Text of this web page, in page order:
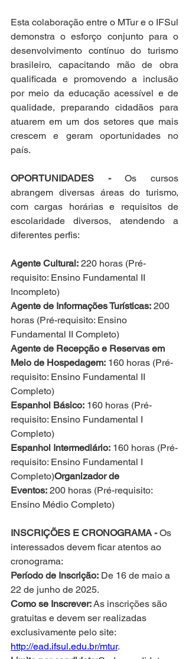
Esta colaboração entre o MTur e o IFSul
demonstra o esforço conjunto para o
desenvolvimento contínuo do turismo
brasileiro, capacitando mão de obra
qualificada e promovendo a inclusão
por meio da educação acessível e de
qualidade, preparando cidadãos para
atuarem em um dos setores que mais
crescem e geram oportunidades no
país.
OPORTUNIDADES - Os cursos
abrangem diversas áreas do turismo,
com cargas horárias e requisitos de
escolaridade diversos, atendendo a
diferentes perfis:
Agente Cultural: 220 horas (Pré-
requisito: Ensino Fundamental II
Incompleto)
Agente de Informações Turísticas: 200
horas (Pré-requisito: Ensino
Fundamental II Completo)
Agente de Recepção e Reservas em
Meio de Hospedagem: 160 horas (Pré-
requisito: Ensino Fundamental II
Completo)
Espanhol Básico: 160 horas (Pré-
requisito: Ensino Fundamental I
Completo)
Espanhol Intermediário: 160 horas (Pré-
requisito: Ensino Fundamental I
Completo)Organizador de
Eventos: 200 horas (Pré-requisito:
Ensino Médio Completo)
INSCRIÇÕES E CRONOGRAMA - Os
interessados devem ficar atentos ao
cronograma:
Período de Inscrição: De 16 de maio a
22 de junho de 2025.
Como se Inscrever: As inscrições são
gratuitas e devem ser realizadas
exclusivamente pelo site:
http://ead.ifsul.edu.br/mtur.